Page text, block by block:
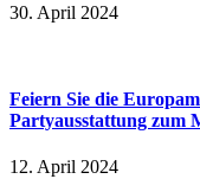
30. April 2024
Feiern Sie die
Partyausstattung zum
12. April 2024